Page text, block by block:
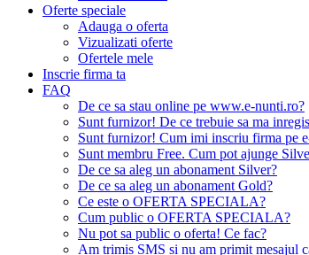
Oferte speciale
Adauga o oferta
Vizualizati oferte
Ofertele mele
Inscrie firma ta
FAQ
De ce sa stau online pe www.e-nunti.ro?
Sunt furnizor! De ce trebuie sa ma
Sunt furnizor! Cum imi inscriu firma pe
Sunt membru Free. Cum pot ajunge
De ce sa aleg un abonament Silver?
De ce sa aleg un abonament Gold?
Ce este o OFERTA SPECIALA?
Cum public o OFERTA SPECIALA?
Nu pot sa public o oferta! Ce fac?
Am trimis SMS si nu am primit mesajul